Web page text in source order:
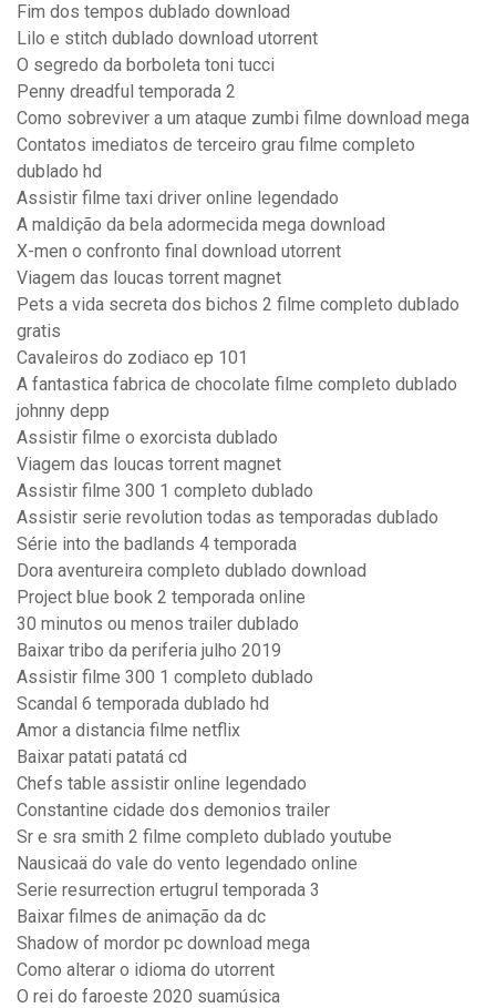
Fim dos tempos dublado download
Lilo e stitch dublado download utorrent
O segredo da borboleta toni tucci
Penny dreadful temporada 2
Como sobreviver a um ataque zumbi filme download mega
Contatos imediatos de terceiro grau filme completo
dublado hd
Assistir filme taxi driver online legendado
A maldição da bela adormecida mega download
X-men o confronto final download utorrent
Viagem das loucas torrent magnet
Pets a vida secreta dos bichos 2 filme completo dublado
gratis
Cavaleiros do zodiaco ep 101
A fantastica fabrica de chocolate filme completo dublado
johnny depp
Assistir filme o exorcista dublado
Viagem das loucas torrent magnet
Assistir filme 300 1 completo dublado
Assistir serie revolution todas as temporadas dublado
Série into the badlands 4 temporada
Dora aventureira completo dublado download
Project blue book 2 temporada online
30 minutos ou menos trailer dublado
Baixar tribo da periferia julho 2019
Assistir filme 300 1 completo dublado
Scandal 6 temporada dublado hd
Amor a distancia filme netflix
Baixar patati patatá cd
Chefs table assistir online legendado
Constantine cidade dos demonios trailer
Sr e sra smith 2 filme completo dublado youtube
Nausicaä do vale do vento legendado online
Serie resurrection ertugrul temporada 3
Baixar filmes de animação da dc
Shadow of mordor pc download mega
Como alterar o idioma do utorrent
O rei do faroeste 2020 suamúsica